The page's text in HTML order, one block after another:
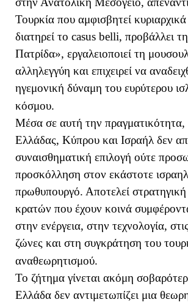
Τουρκία που αμφισβητεί
διατηρεί το casus belli, προβάλλει
Πατρίδα», εργαλειοποιεί τη
αλληλεγγύη και επιχειρεί να
ηγεμονική δύναμη του ευρύτερου
κόσμου.
Μέσα σε αυτή την πραγματικότητα,
Ελλάδας, Κύπρου και Ισραήλ δεν
συναισθηματική επιλογή ούτε
προσκόλληση στον εκάστοτε
πρωθυπουργό. Αποτελεί στρατηγική
κρατών που έχουν κοινά
στην ενέργεια, στην τεχνολογία,
ζώνες και στη συγκράτηση του
αναθεωρητισμού.
Το ζήτημα γίνεται ακόμη
Ελλάδα δεν αντιμετωπίζει μια